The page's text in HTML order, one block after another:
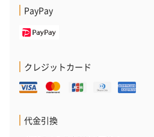
ションをご用意いたしました。
商品と同梱してお届けいたします。
PayPay
クレジットカード
代金引換